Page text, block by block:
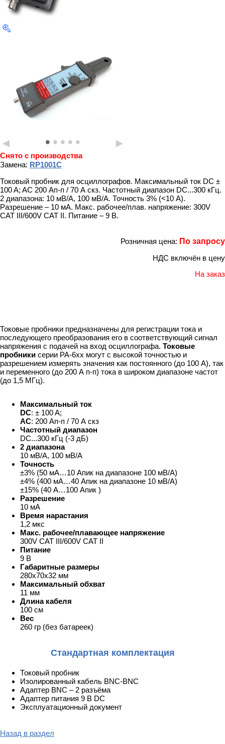
• • • • •
◄ ►
Снято с производства
Замена: RP1001C
Токовый пробник для осциллографов. Максимальный ток DC ±
100 A; AC 200 Ап-п / 70 А скз. Частотный диапазон DC...300 кГц.
2 диапазона: 10 мВ/А, 100 мВ/А. Точность 3% (<10 A).
Разрешение – 10 мА. Макс. рабочее/плав. напряжение: 300V
CAT III/600V CAT II. Питание – 9 В.
Розничная цена: По запросу
НДС включён в цену
На заказ
Токовые пробники предназначены для регистрации тока и
последующего преобразования его в соответствующий сигнал
напряжения с подачей на вход осциллографа. Токовые
пробники серии PA-6xx могут с высокой точностью и
разрешением измерять значения как постоянного (до 100 А), так
и переменного (до 200 А п-п) тока в широком диапазоне частот
(до 1,5 МГц).
Максимальный ток
DC: ± 100 A;
AC: 200 Ап-п / 70 А скз
Частотный диапазон
DC...300 кГц (-3 дБ)
2 диапазона
10 мВ/А, 100 мВ/А
Точность
±3% (50 мА…10 Aпик на диапазоне 100 мВ/А)
±4% (400 мА…40 Aпик на диапазоне 10 мВ/А)
±15% (40 А…100 Aпик )
Разрешение
10 мА
Время нарастания
1,2 мкс
Макс. рабочее/плавающее напряжение
300V CAT III/600V CAT II
Питание
9 В
Габаритные размеры
280x70x32 мм
Максимальный обхват
11 мм
Длина кабеля
100 см
Вес
260 гр (без батареек)
Стандартная комплектация
Токовый пробник
Изолированный кабель BNC-BNC
Адаптер BNC – 2 разъёма
Адаптер питания 9 В DC
Эксплуатационный документ
Назад в раздел